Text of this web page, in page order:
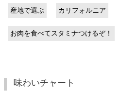
産地で選ぶ カリフォルニア
お肉を食べてスタミナつけるぞ！
味わいチャート